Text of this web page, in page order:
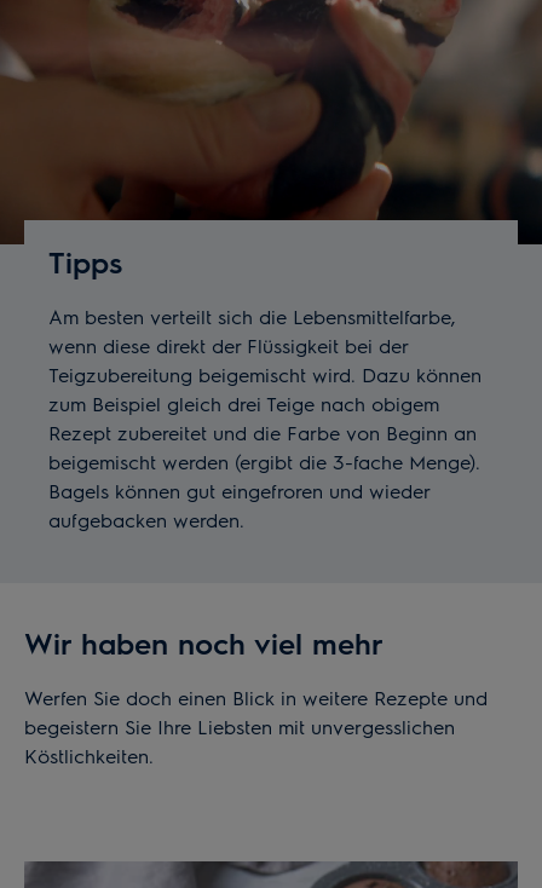
Tipps
Am besten verteilt sich die Lebensmittelfarbe,
wenn diese direkt der Flüssigkeit bei der
Teigzubereitung beigemischt wird. Dazu können
zum Beispiel gleich drei Teige nach obigem
Rezept zubereitet und die Farbe von Beginn an
beigemischt werden (ergibt die 3-fache Menge).
Bagels können gut eingefroren und wieder
aufgebacken werden.
Wir haben noch viel mehr
Werfen Sie doch einen Blick in weitere Rezepte und
begeistern Sie Ihre Liebsten mit unvergesslichen
Köstlichkeiten.